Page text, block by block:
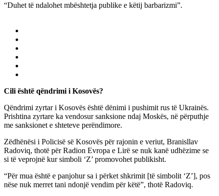
“Duhet të ndalohet mbështetja publike e këtij barbarizmi”.
Cili është qëndrimi i Kosovës?
Qëndrimi zyrtar i Kosovës është dënimi i pushimit rus të Ukrainës.
Prishtina zyrtare ka vendosur sanksione ndaj Moskës, në përputhje
me sanksionet e shteteve perëndimore.
Zëdhënësi i Policisë së Kosovës për rajonin e veriut, Branisllav
Radoviq, thotë për Radion Evropa e Lirë se nuk kanë udhëzime se
si të veprojnë kur simboli ‘Z’ promovohet publikisht.
“Për mua është e panjohur sa i përket shkrimit [të simbolit ‘Z’], pos
nëse nuk merret tani ndonjë vendim për këtë”, thotë Radoviq.